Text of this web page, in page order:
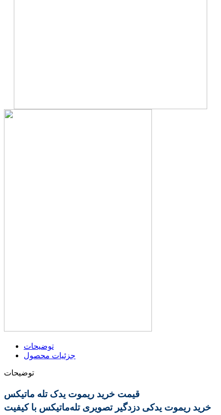
توضیحات
جزئیات محصول
توضیحات
خرید ریموت یدکی دزدگیر تصویری تله‌ماتیکس با کیفیت